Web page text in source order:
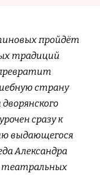
пройдёт
традиций
страну
сразу к
выдающегося
Александра
театральных